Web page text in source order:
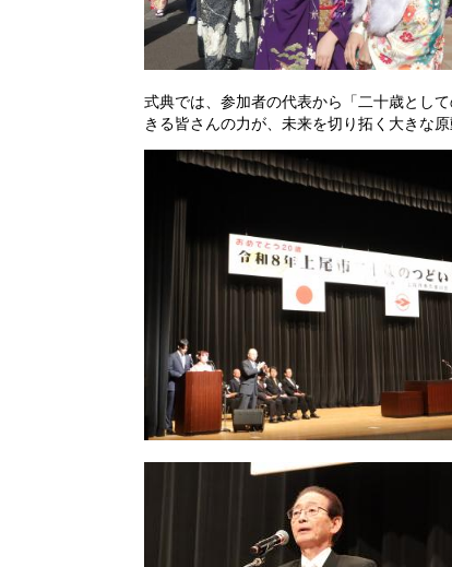
式典では、参加者の代表から「二十歳とし
きる皆さんの力が、未来を切り拓く大きな